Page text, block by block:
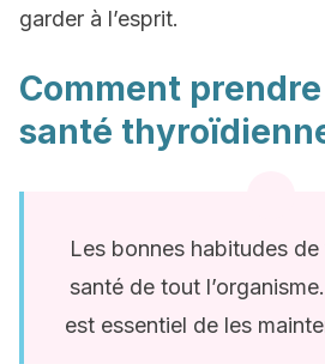
garder à l’esprit.
Comment
santé
Les bonnes habitudes
santé de tout
est essentiel de les